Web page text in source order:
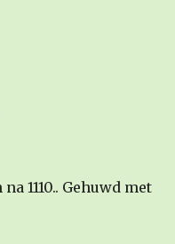
1110.. Gehuwd met